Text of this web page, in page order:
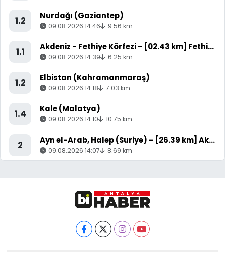
1.2 Nurdağı (Gaziantep)
09.08.2026 14:46 9.56 km
1.1 Akdeniz - Fethiye Körfezi - [02.43 km] Fethiye (Muğla)
09.08.2026 14:39 6.25 km
1.2 Elbistan (Kahramanmaraş)
09.08.2026 14:18 7.03 km
1.4 Kale (Malatya)
09.08.2026 14:10 10.75 km
2 Ayn el-Arab, Halep (Suriye) - [26.39 km] Akçakale (Şanlıurfa)
09.08.2026 14:07 8.69 km